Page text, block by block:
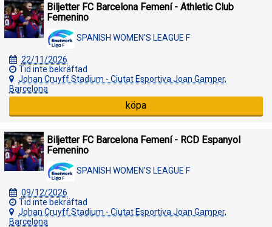
Biljetter FC Barcelona Femení - Athletic Club
Femenino
SPANISH WOMEN'S LEAGUE F
22/11/2026
Tid inte bekräftad
Johan Cruyff Stadium - Ciutat Esportiva Joan Gamper,
Barcelona
köpa
Biljetter FC Barcelona Femení - RCD Espanyol
Femenino
SPANISH WOMEN'S LEAGUE F
09/12/2026
Tid inte bekräftad
Johan Cruyff Stadium - Ciutat Esportiva Joan Gamper,
Barcelona